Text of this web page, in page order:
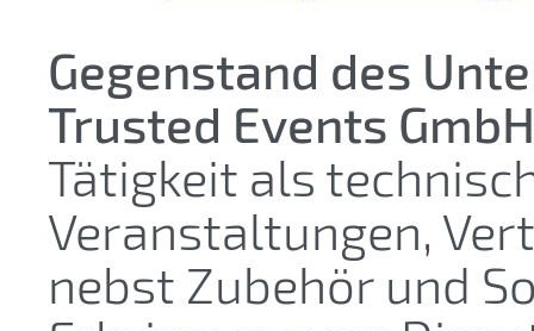
Gegenstand des
Trusted Events GmbH
Tätigkeit als
Veranstaltungen,
nebst Zubehör und